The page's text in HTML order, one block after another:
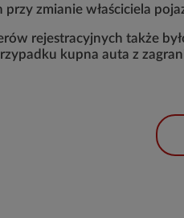
zmianie właściciela
rejestracyjnych także
kupna auta z